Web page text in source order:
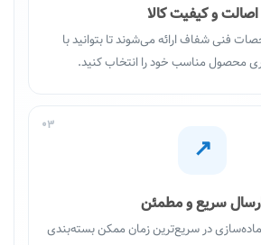
اصالت و کیفیت کالا
فنی شفاف ارائه می‌شوند تا بتوانید با
محصول مناسب خود را انتخاب کنید.
03
↗
سریع و مطمئن
در سریع‌ترین زمان ممکن بسته‌بندی